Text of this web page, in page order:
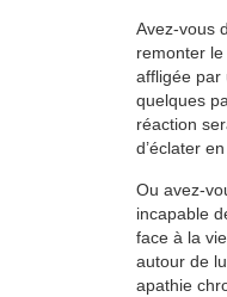
Avez-vous
remonter le
affligée par
quelques
réaction
d’éclater
Ou avez-
incapable
face à la
autour de
apathie